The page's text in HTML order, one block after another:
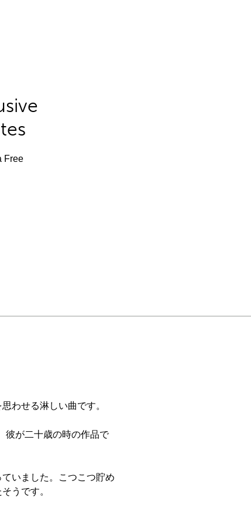
Free
わせる淋しい曲です。
彼が二十歳の時の作品で
いました。こつこつ貯め
うです。